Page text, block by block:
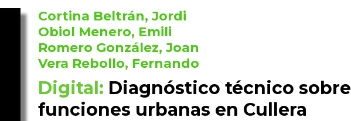
Cortina Beltrán, Jordi
Obiol Menero, Emili
Romero González, Joan
Vera Rebollo, Fernando
Digital: Diagnóstico técnico sobre
funciones urbanas en Cullera